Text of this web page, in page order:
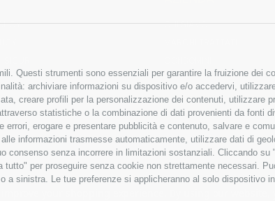
Questi strumenti sono essenziali per garantire la fruizione dei
archiviare informazioni su dispositivo e/o accedervi,
creare profili per la personalizzazione dei contenuti, utilizzare
statistiche o la combinazione di dati provenienti da
erogare e presentare pubblicità e contenuto, salvare e
informazioni trasmesse automaticamente, utilizzare dati di
consenso senza incorrere in limitazioni sostanziali. Cliccando
per proseguire senza cookie non strettamente necessari.
a sinistra. Le tue preferenze si applicheranno al solo dispositivo
CHI SIAMO